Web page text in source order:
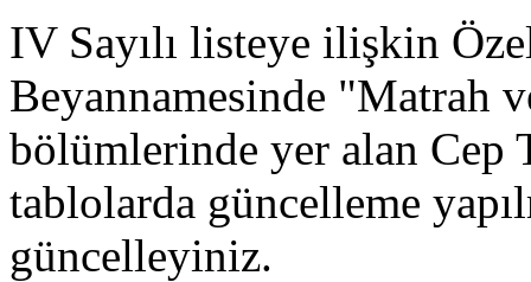
IV Sayılı listeye ilişkin
Beyannamesinde
bölümlerinde yer alan
tablolarda güncelleme
güncelleyiniz.